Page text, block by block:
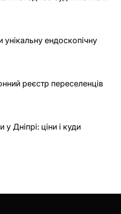
ендоскопічну
реєстр переселенців
Дніпрі: ціни і куди